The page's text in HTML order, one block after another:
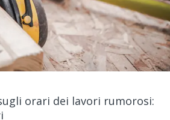
orari dei lavori rumorosi: